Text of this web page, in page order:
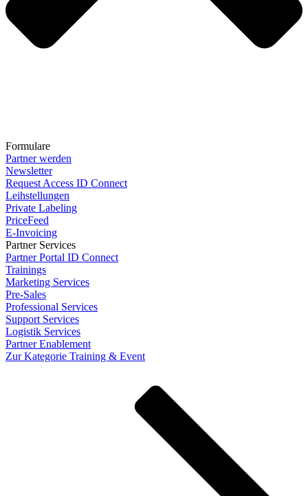
Formulare
Partner werden
Newsletter
Request Access ID Connect
Leihstellungen
Private Labeling
PriceFeed
E-Invoicing
Partner Services
Partner Portal ID Connect
Trainings
Marketing Services
Pre-Sales
Professional Services
Support Services
Logistik Services
Partner Enablement
Zur Kategorie Training & Event